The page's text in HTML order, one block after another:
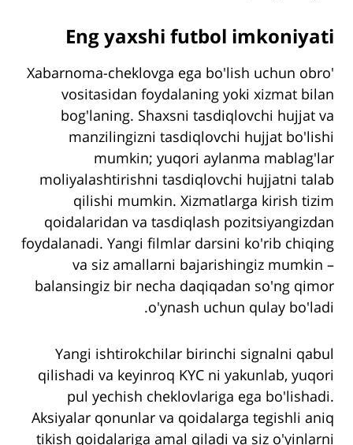
Eng yaxshi futbol imkoniyati
Xabarnoma-cheklovga ega bo'lish uchun obro'
vositasidan foydalaning yoki xizmat bilan
bog'laning. Shaxsni tasdiqlovchi hujjat va
manzilingizni tasdiqlovchi hujjat bo'lishi
mumkin; yuqori aylanma mablag'lar
moliyalashtirishni tasdiqlovchi hujjatni talab
qilishi mumkin. Xizmatlarga kirish tizim
qoidalaridan va tasdiqlash pozitsiyangizdan
foydalanadi. Yangi filmlar darsini ko'rib chiqing
va siz amallarni bajarishingiz mumkin –
balansingiz bir necha daqiqadan so'ng qimor
o'ynash uchun qulay bo'ladi.
Yangi ishtirokchilar birinchi signalni qabul
qilishadi va keyinroq KYC ni yakunlab, yuqori
pul yechish cheklovlariga ega bo'lishadi.
Aksiyalar qonunlar va qoidalarga tegishli aniq
tikish qoidalariga amal qiladi va siz o'yinlarni